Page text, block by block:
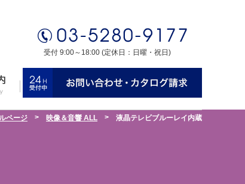
受付 9:00～18:00 (定休日：日曜・祝日)
ページ > 映像＆音響 ALL > 液晶テレビブルーレイ内蔵